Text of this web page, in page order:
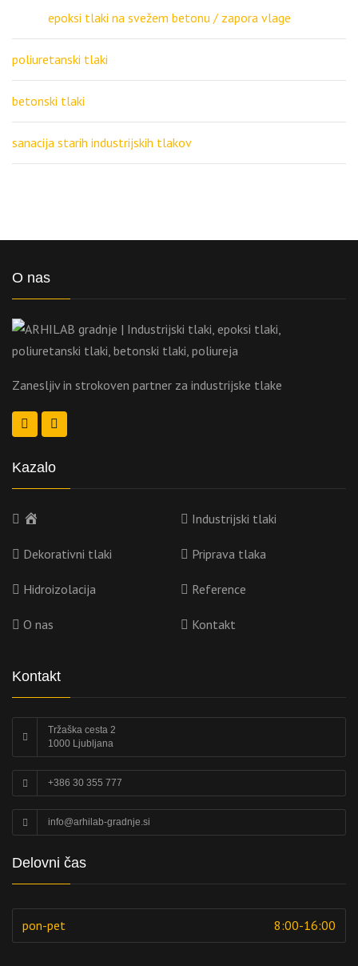
epoksi tlaki na svežem betonu / zapora vlage
poliuretanski tlaki
betonski tlaki
sanacija starih industrijskih tlakov
O nas
Zanesljiv in strokoven partner za industrijske tlake
Kazalo
Industrijski tlaki
Dekorativni tlaki Priprava tlaka
Hidroizolacija Reference
O nas Kontakt
Kontakt
Tržaška cesta 2
1000 Ljubljana
+386 30 355 777
info@arhilab-gradnje.si
Delovni čas
pon-pet 8:00-16:00